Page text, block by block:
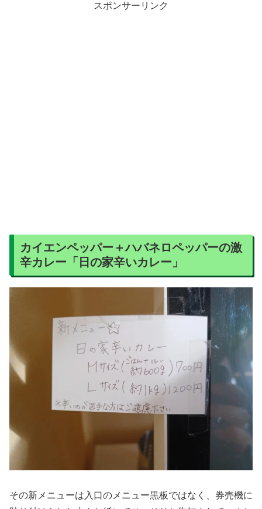
スポンサーリンク
カイエンペッパー＋ハバネロペッパーの激
辛カレー「日の家辛いカレー」
その新メニューは入口のメニュー黒板ではなく、券売機に